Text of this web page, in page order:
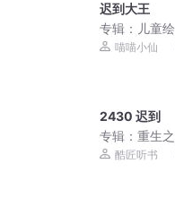
迟到大王
专辑： 儿童
喵喵小仙
2430 迟到
专辑：重生
扛把子| 会员
酷匠听书